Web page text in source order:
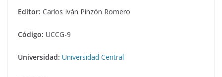
Editor: Carlos Iván Pinzón Romero
Código: UCCG-9
Universidad: Universidad Central